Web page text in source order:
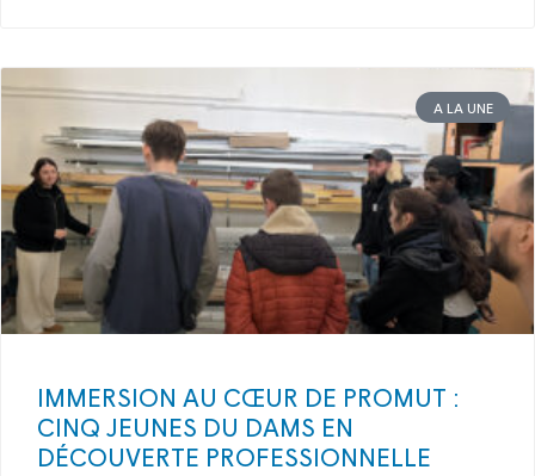
A LA UNE
IMMERSION AU CŒUR DE PROMUT :
CINQ JEUNES DU DAMS EN
DÉCOUVERTE PROFESSIONNELLE